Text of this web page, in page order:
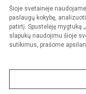
Šioje svetainėje
paslaugų kokybę,
patirtį. Spustelėję mygtuką
slapukų naudojimu šioje
sutikimus, prašome
Kopijuoti, cituoti ar kitaip
mokyklos
Sumanus būdas